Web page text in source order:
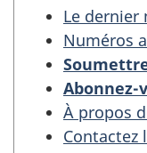
Le dernier
Numéros
Abonnez-
À propos
Contactez